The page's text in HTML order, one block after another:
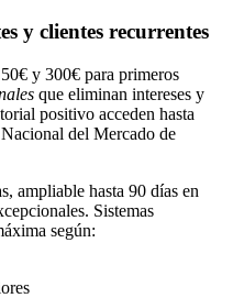
y clientes recurrentes
y 300€ para primeros
que eliminan intereses y
positivo acceden hasta
del Mercado de
ampliable hasta 90 días en
Sistemas
según: